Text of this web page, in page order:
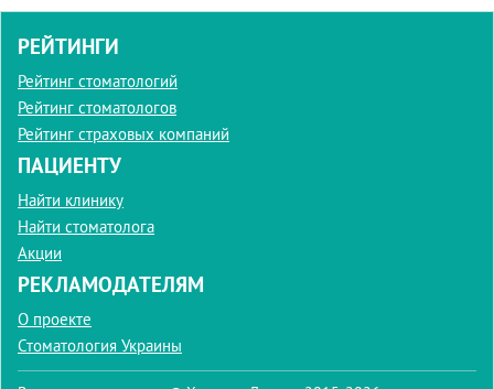
РЕЙТИНГИ
Рейтинг стоматологий
Рейтинг стоматологов
Рейтинг страховых компаний
ПАЦИЕНТУ
Найти клинику
Найти стоматолога
Акции
РЕКЛАМОДАТЕЛЯМ
О проекте
Стоматология Украины